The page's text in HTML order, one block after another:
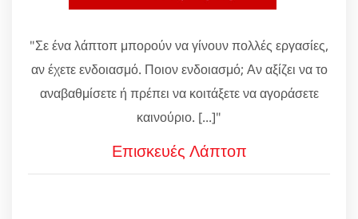
"Σε ένα λάπτοπ μπορούν να γίνουν πολλές εργασίες,
αν έχετε ενδοιασμό. Ποιον ενδοιασμό; Αν αξίζει να το
αναβαθμίσετε ή πρέπει να κοιτάξετε να αγοράσετε
καινούριο. [...]"
Επισκευές Λάπτοπ